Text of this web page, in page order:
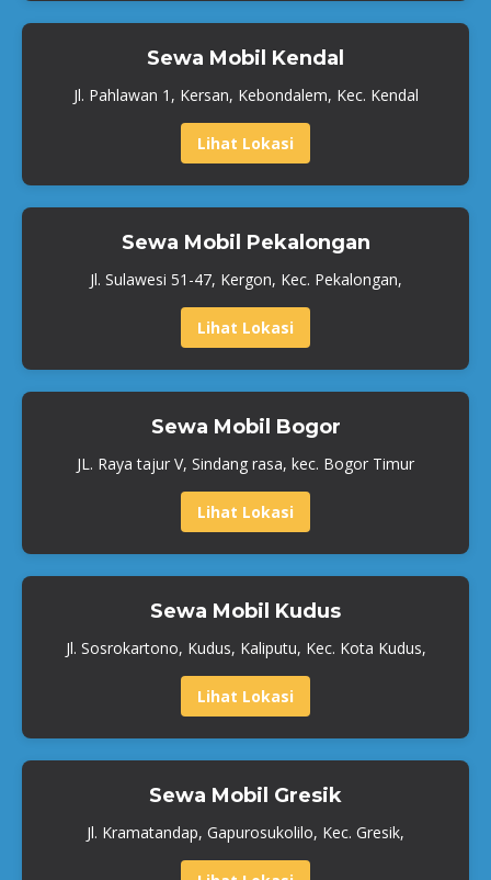
Sewa Mobil Kendal
Jl. Pahlawan 1, Kersan, Kebondalem, Kec. Kendal
Lihat Lokasi
Sewa Mobil Pekalongan
Jl. Sulawesi 51-47, Kergon, Kec. Pekalongan,
Lihat Lokasi
Sewa Mobil Bogor
JL. Raya tajur V, Sindang rasa, kec. Bogor Timur
Lihat Lokasi
Sewa Mobil Kudus
Jl. Sosrokartono, Kudus, Kaliputu, Kec. Kota Kudus,
Lihat Lokasi
Sewa Mobil Gresik
Jl. Kramatandap, Gapurosukolilo, Kec. Gresik,